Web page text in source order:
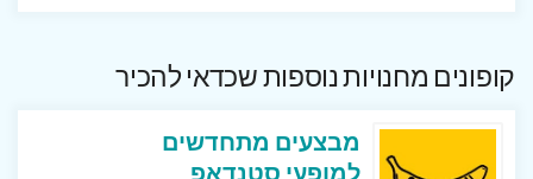
קופונים מחנויות נוספות שכדאי להכיר
מבצעים מתחדשים
למופעי סטנדאפ